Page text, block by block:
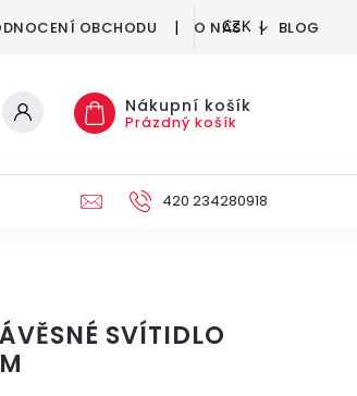
OBCHODU O NÁS BLOG
CZK
Nákupní košík
Prázdný košík
DEKORACE
420 234280918
SVÍTIDLO